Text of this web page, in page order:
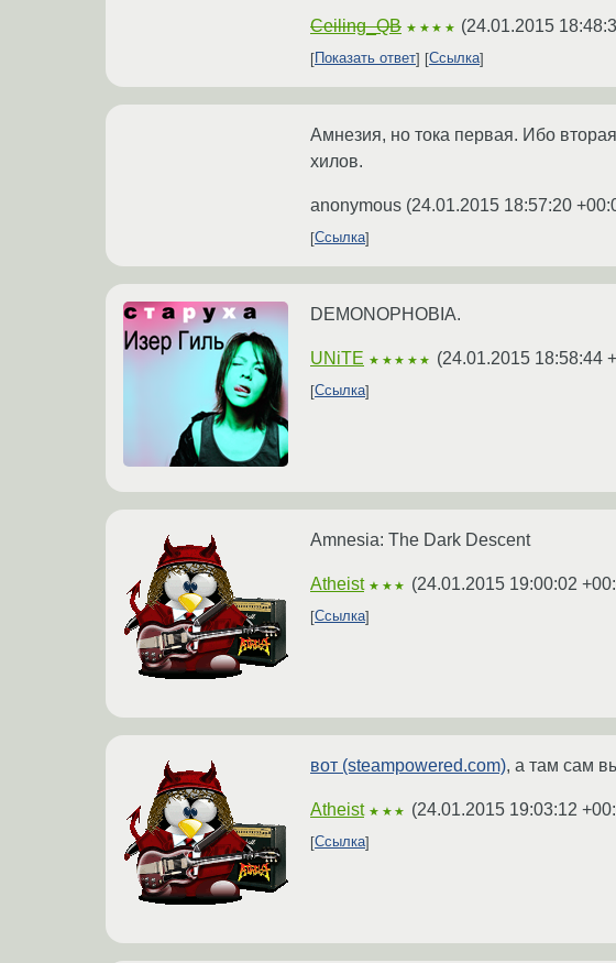
Ceiling_QB ★★★★ (24.01.2015
Показать ответ Ссылка
Амнезия, но тока первая. Ибо
хилов.
anonymous (24.01.2015 18:57:20
Ссылка
DEMONOPHOBIA.
UNiTE ★★★★★ (24.01.2015 18:58:44
Ссылка
Amnesia: The Dark Descent
Atheist ★★★ (24.01.2015 19:00:02
Ссылка
вот (steampowered.com), а там сам
Atheist ★★★ (24.01.2015 19:03:12
Ссылка